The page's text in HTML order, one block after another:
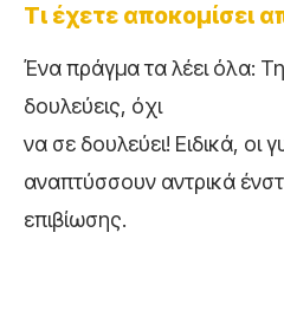
Τι έχετε αποκομίσει
Ένα πράγμα τα λέει όλα:
δουλεύεις, όχι
να σε δουλεύει! Ειδικά, οι
αναπτύσσουν αντρικά
επιβίωσης.